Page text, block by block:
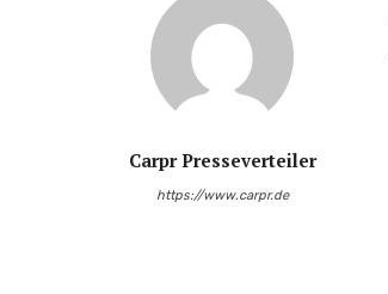
Carpr Presseverteiler
https://www.carpr.de